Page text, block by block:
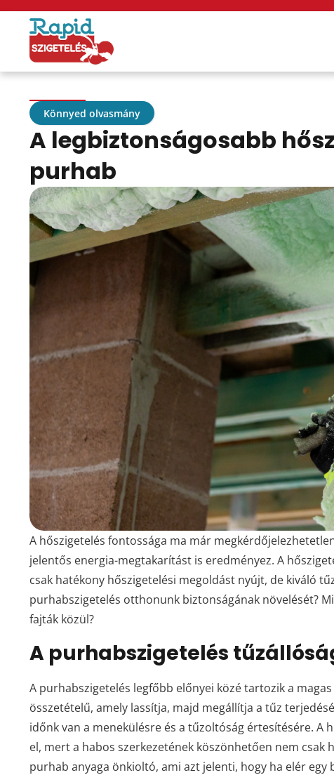
Könnyed olvasmány
A legbiztonságosabb
purhab
A hőszigetelés fontossága ma már
jelentős energia-megtakarítást is eredményez. A
csak hatékony hőszigetelési megoldást nyújt, de kiváló
purhabszigetelés otthonunk biztonságának növelését?
fajták közül?
A purhabszigetelés
A purhabszigetelés legfőbb előnyei közé tartozik a
összetételű, amely lassítja, majd megállítja a tűz
időnk van a menekülésre és a tűzoltóság értesítésére.
el, mert a habos szerkezetének köszönhetően nem csak
purhab anyaga önkioltó, ami azt jelenti, hogy ha elér